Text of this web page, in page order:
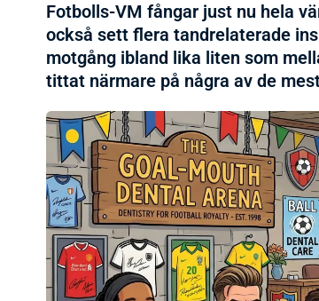
Fotbolls-VM fångar just nu hela
också sett flera tandrelaterade
motgång ibland lika liten som
tittat närmare på några av de